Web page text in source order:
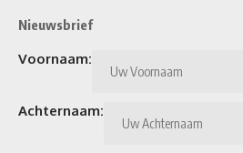
Nieuwsbrief
Voornaam:
Achternaam: